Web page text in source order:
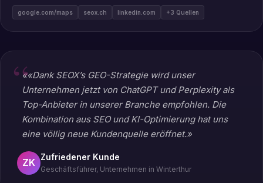
google.com/maps seox.ch linkedin.com +3 Quellen
««Dank SEOX’s GEO-Strategie wird unser
Unternehmen jetzt von ChatGPT und Perplexity als
Top-Anbieter in unserer Branche empfohlen. Die
Kombination aus SEO und KI-Optimierung hat uns
eine völlig neue Kundenquelle eröffnet.»
ZK Zufriedener Kunde
Geschäftsführer, Unternehmen in Winterthur